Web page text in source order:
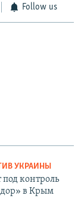
Follow us
УКРАИНЫ
контроль
в Крым